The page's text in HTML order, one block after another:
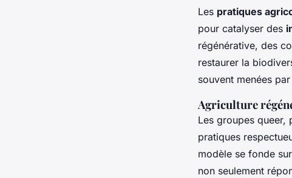
Les pratiques
pour catalyser des
régénérative, des
restaurer la
souvent menées
Agriculture
Les groupes queer,
pratiques
modèle se fonde
non seulement